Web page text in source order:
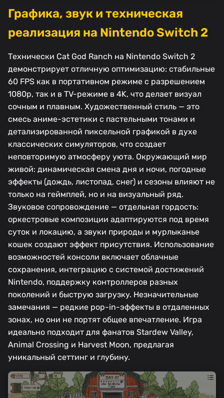
Графика, звук и техническая
реализация на Nintendo Switch 2
Технически Cat God Ranch на Nintendo Switch 2
демонстрирует отличную оптимизацию: стабильные
60 FPS как в портативном режиме с разрешением
1080p, так и в TV-режиме в 4K, что делает визуал
сочным и плавным. Художественный стиль — это
смесь аниме-эстетики с пастельными тонами и
детализированной пиксельной графикой в духе
классических симуляторов, что создает
неповторимую атмосферу уюта. Окружающий мир
живой: динамическая смена дня и ночи, погодные
эффекты (дождь, листопад, снег) и сезоны влияют не
только на геймплей, но и на визуальный ряд.
Звуковое сопровождение — отдельная гордость:
оркестровые композиции адаптируются под время
суток и локацию, а звуки природы и мурлыканье
кошек создают эффект присутствия. Использование
возможностей консоли включает облачные
сохранения, интеграцию с системой достижений
Nintendo, поддержку контроллеров разных
поколений и быструю загрузку. Незначительные
замечания — редкие pop-in-эффекты в отдаленных
зонах, но они не портят общее впечатление. Игра
идеально подходит для фанатов Stardew Valley,
Animal Crossing и Harvest Moon, предлагая
уникальный сеттинг и глубину.